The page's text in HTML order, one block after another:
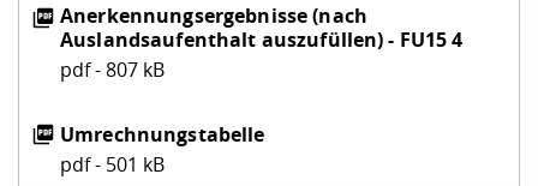
Anerkennungsergebnisse (nach
Auslandsaufenthalt auszufüllen) - FU15 4
pdf - 807 kB
Umrechnungstabelle
pdf - 501 kB